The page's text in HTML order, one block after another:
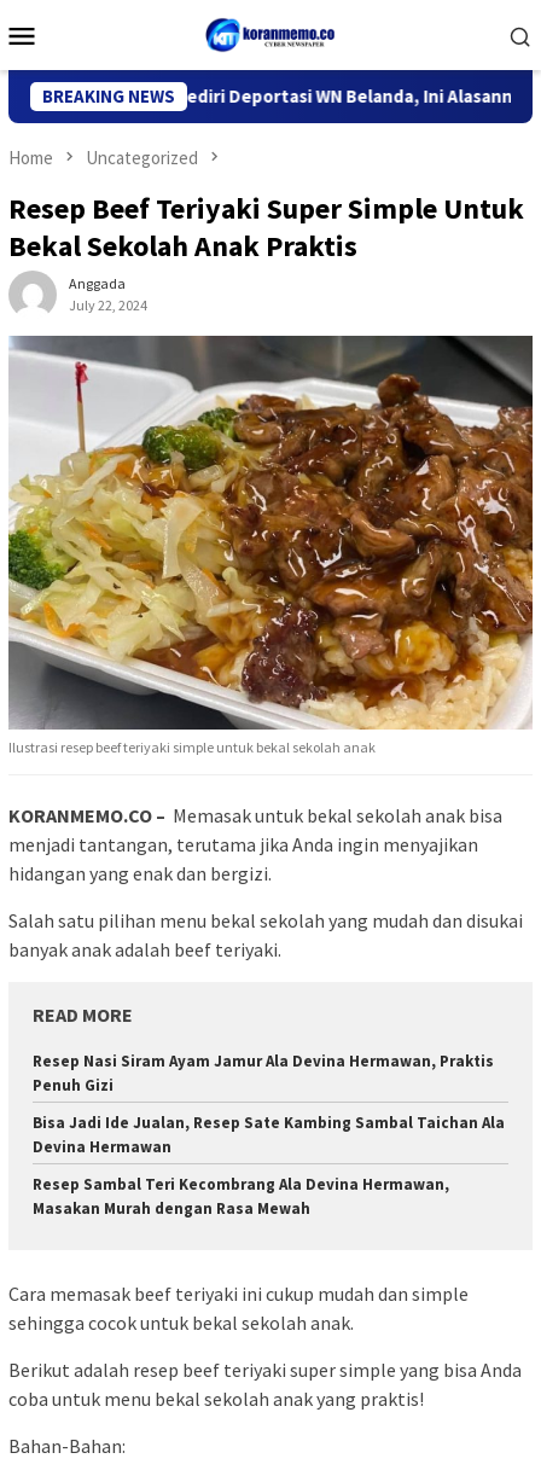
to
Menu
BREAKING NEWS
Imigrasi Kediri Deportasi WN Belanda, Ini Alasannya
Home Uncategorized
Resep Beef Teriyaki Super Simple Untuk
Bekal Sekolah Anak Praktis
Anggada
July 22, 2024
Ilustrasi resep beef teriyaki simple untuk bekal sekolah anak
KORANMEMO.CO – Memasak untuk bekal sekolah anak bisa
menjadi tantangan, terutama jika Anda ingin menyajikan
hidangan yang enak dan bergizi.
Salah satu pilihan menu bekal sekolah yang mudah dan disukai
banyak anak adalah beef teriyaki.
READ MORE
Resep Nasi Siram Ayam Jamur Ala Devina Hermawan, Praktis
Penuh Gizi
Bisa Jadi Ide Jualan, Resep Sate Kambing Sambal Taichan Ala
Devina Hermawan
Resep Sambal Teri Kecombrang Ala Devina Hermawan,
Masakan Murah dengan Rasa Mewah
Cara memasak beef teriyaki ini cukup mudah dan simple
sehingga cocok untuk bekal sekolah anak.
Berikut adalah resep beef teriyaki super simple yang bisa Anda
coba untuk menu bekal sekolah anak yang praktis!
Bahan-Bahan: